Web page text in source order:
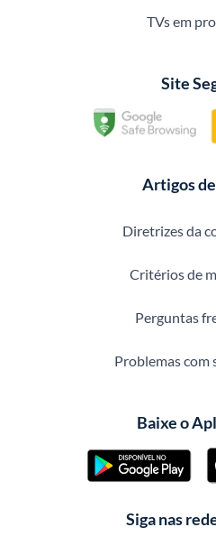
TVs em
Site
Artigos
Diretrizes da
Critérios de
Perguntas
Problemas com
Baixe o
Siga nas